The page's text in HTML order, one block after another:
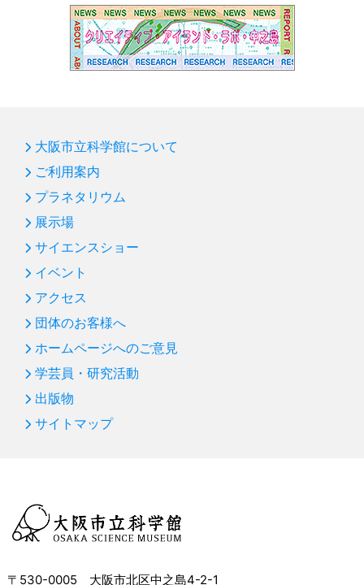
大阪市立科学館について
ご利用案内
プラネタリウム
展示場
サイエンスショー
イベント
アクセス
団体のお客様へ
ホームページへのご意見
学芸員・研究活動
出版物
サイトマップ
〒530-0005 大阪市北区中之島4-2-1